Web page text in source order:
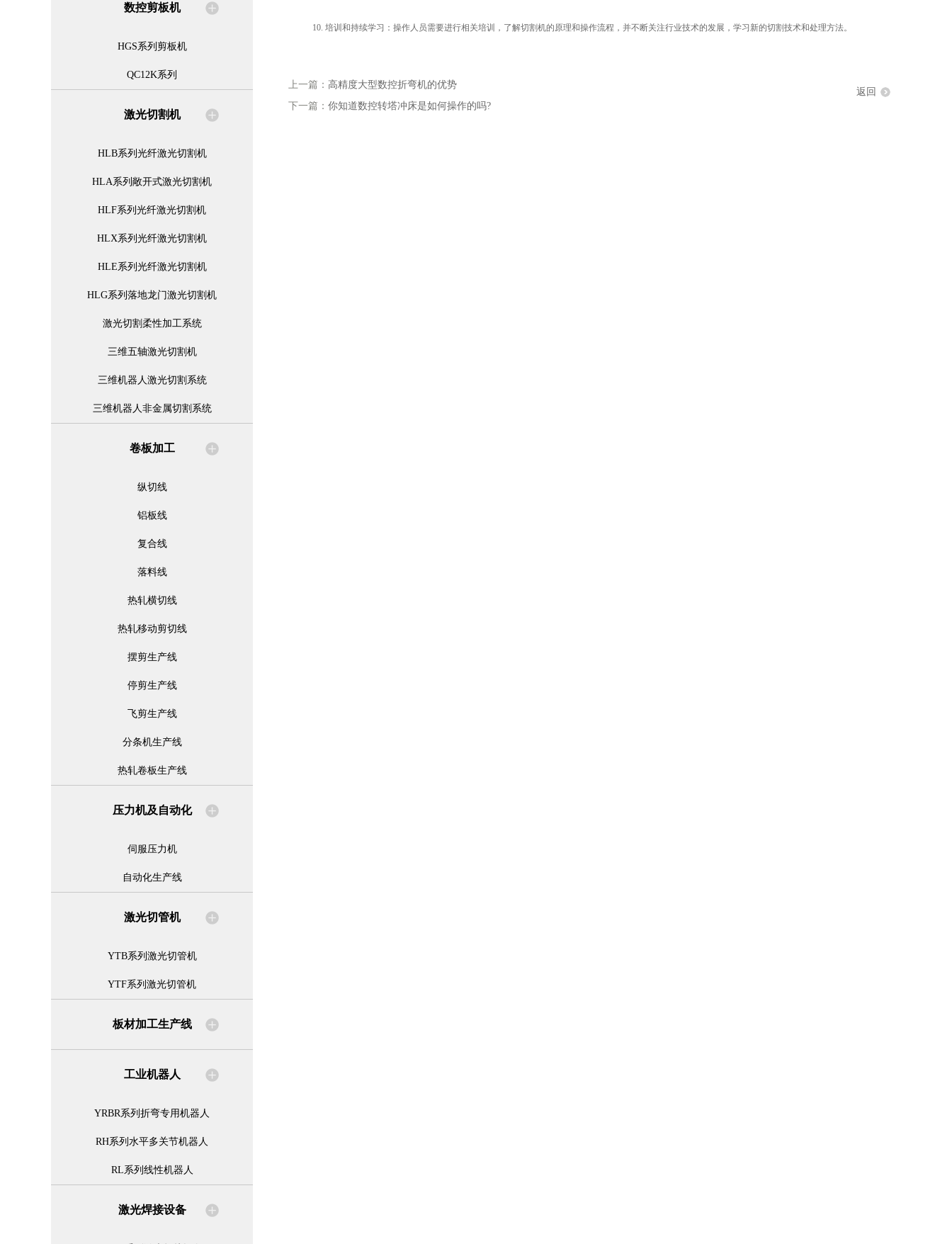
数控剪板机
HGS系列剪板机
QC12K系列
激光切割机
HLB系列光纤激光切割机
HLA系列敞开式激光切割机
HLF系列光纤激光切割机
HLX系列光纤激光切割机
HLE系列光纤激光切割机
HLG系列落地龙门激光切割机
激光切割柔性加工系统
三维五轴激光切割机
三维机器人激光切割系统
三维机器人非金属切割系统
卷板加工
纵切线
铝板线
复合线
落料线
热轧横切线
热轧移动剪切线
摆剪生产线
停剪生产线
飞剪生产线
分条机生产线
热轧卷板生产线
压力机及自动化
伺服压力机
自动化生产线
激光切管机
YTB系列激光切管机
YTF系列激光切管机
板材加工生产线
工业机器人
YRBR系列折弯专用机器人
RH系列水平多关节机器人
RL系列线性机器人
激光焊接设备
10. 培训和持续学习：操作人员需要进行相关培训，了解切割机的原理和操作流程，并不断关注行业技术的发展，学习新的切割技术和处理方法。
上一篇： 高精度大型数控折弯机的优势
下一篇： 你知道数控转塔冲床是如何操作的吗?
返回